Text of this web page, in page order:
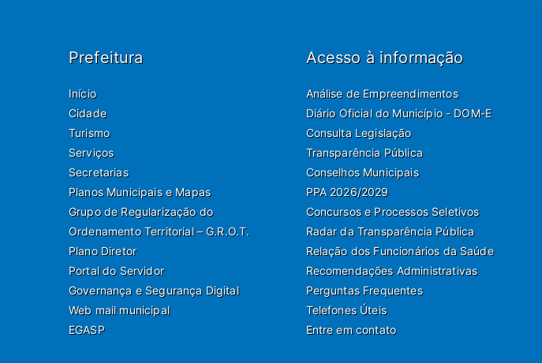
Prefeitura
Início
Cidade
Turismo
Serviços
Secretarias
Planos Municipais e Mapas
Grupo de Regularização do
Ordenamento Territorial – G.R.O.T.
Plano Diretor
Portal do Servidor
Governança e Segurança Digital
Web mail municipal
EGASP
Acesso à informação
Análise de Empreendimentos
Diário Oficial do Município - DOM-E
Consulta Legislação
Transparência Pública
Conselhos Municipais
PPA 2026/2029
Concursos e Processos Seletivos
Radar da Transparência Pública
Relação dos Funcionários da Saúde
Recomendações Administrativas
Perguntas Frequentes
Telefones Úteis
Entre em contato